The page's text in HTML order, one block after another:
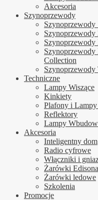
Akcesoria
Szynoprzewody
Szynoprzewody
Szynoprzewody
Szynoprzewody
Collection
Techniczne
Lampy Wiszące
Kinkiety
Plafony i
Reflektory
Lampy
Akcesoria
Inteligentny dom
Radio cyfrowe
Włączniki i
Żarówki Edisona
Żarówki ledowe
Szkolenia
Promocje